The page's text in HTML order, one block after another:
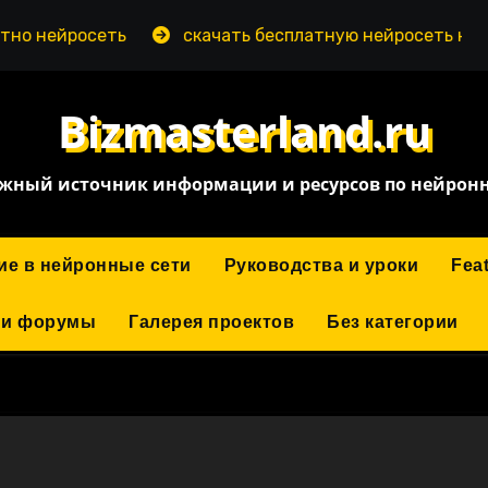
скачать бесплатную нейросеть на пк
Bizmasterland.ru
источник информации и ресурсов по
в нейронные сети Руководства и уроки
и форумы Галерея проектов Без категории